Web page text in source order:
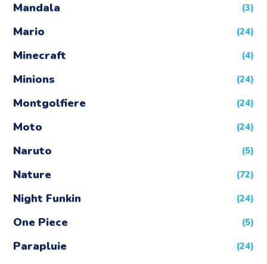
Mandala (3)
Mario (24)
Minecraft (4)
Minions (24)
Montgolfiere (24)
Moto (24)
Naruto (5)
Nature (72)
Night Funkin (24)
One Piece (5)
Parapluie (24)